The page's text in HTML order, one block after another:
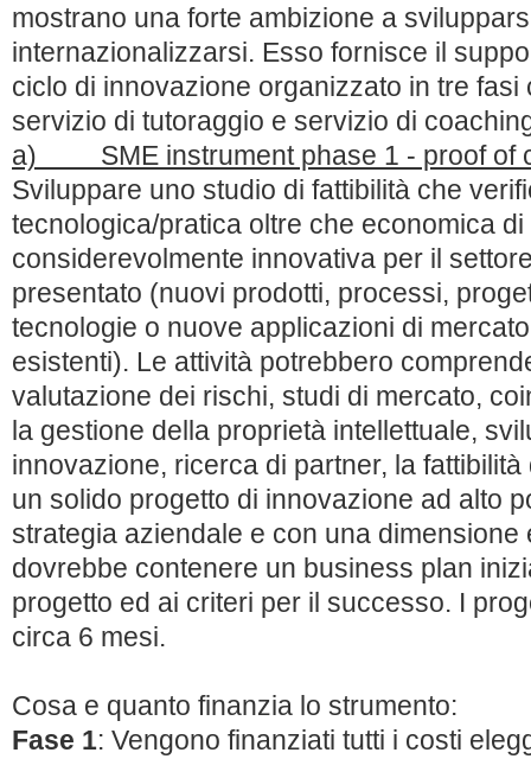
mostrano una forte ambizione a
internazionalizzarsi. Esso fornisce il
ciclo di innovazione organizzato in tre fasi
servizio di tutoraggio e servizio di
a) SME instrument phase 1 - proof of
Sviluppare uno studio di fattibilità che
tecnologica/pratica oltre che economica
considerevolmente innovativa per il
presentato (nuovi prodotti, processi,
tecnologie o nuove applicazioni di
esistenti). Le attività potrebbero
valutazione dei rischi, studi di mercato,
la gestione della proprietà intellettuale,
innovazione, ricerca di partner, la
un solido progetto di innovazione ad alto
strategia aziendale e con una dimensione
dovrebbe contenere un business plan
progetto ed ai criteri per il successo. I
circa 6 mesi.
Cosa e quanto finanzia lo strumento:
Fase 1: Vengono finanziati tutti i costi